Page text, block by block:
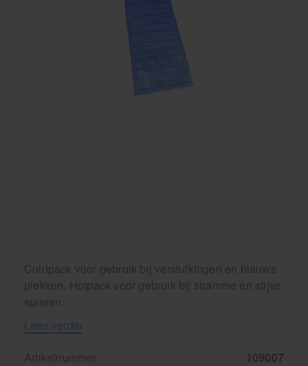
Coldpack voor gebruik bij verstuikingen en blauwe
plekken. Hotpack voor gebruik bij stramme en stijve
spieren.
Lees verder
Artikelnummer 109007